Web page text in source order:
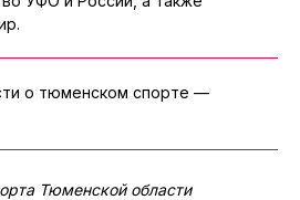
о тюменском спорте —
Тюменской области